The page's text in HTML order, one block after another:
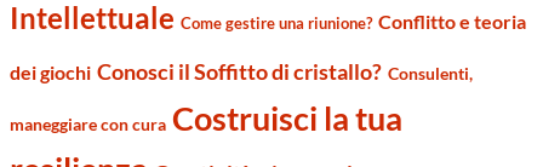
Intellettuale Come gestire una riunione? Conflitto e teoria
dei giochi Conosci il Soffitto di cristallo? Consulenti,
maneggiare con cura Costruisci la tua